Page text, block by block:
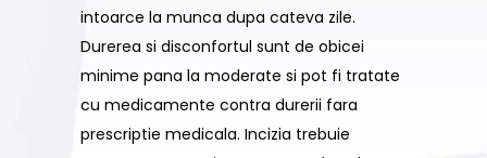
intoarce la munca dupa cateva zile.
Durerea si disconfortul sunt de obicei
minime pana la moderate si pot fi tratate
cu medicamente contra durerii fara
prescriptie medicala. Incizia trebuie